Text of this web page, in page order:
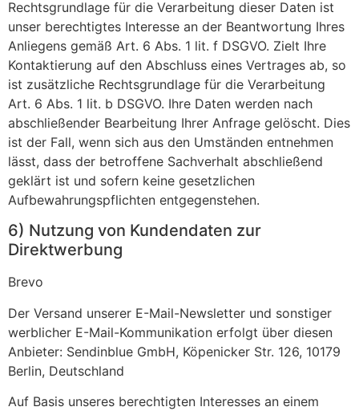
Rechtsgrundlage für die Verarbeitung dieser Daten ist
unser berechtigtes Interesse an der Beantwortung Ihres
Anliegens gemäß Art. 6 Abs. 1 lit. f DSGVO. Zielt Ihre
Kontaktierung auf den Abschluss eines Vertrages ab, so
ist zusätzliche Rechtsgrundlage für die Verarbeitung
Art. 6 Abs. 1 lit. b DSGVO. Ihre Daten werden nach
abschließender Bearbeitung Ihrer Anfrage gelöscht. Dies
ist der Fall, wenn sich aus den Umständen entnehmen
lässt, dass der betroffene Sachverhalt abschließend
geklärt ist und sofern keine gesetzlichen
Aufbewahrungspflichten entgegenstehen.
6) Nutzung von Kundendaten zur
Direktwerbung
Brevo
Der Versand unserer E-Mail-Newsletter und sonstiger
werblicher E-Mail-Kommunikation erfolgt über diesen
Anbieter: Sendinblue GmbH, Köpenicker Str. 126, 10179
Berlin, Deutschland
Auf Basis unseres berechtigten Interesses an einem